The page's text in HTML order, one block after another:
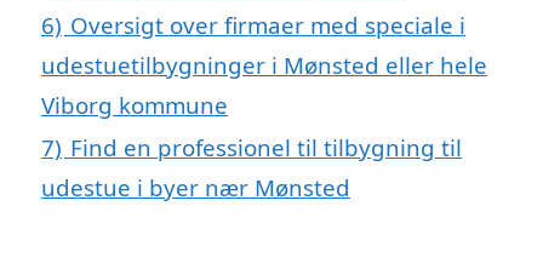
6) Oversigt over firmaer med speciale i
udestuetilbygninger i Mønsted eller hele
Viborg kommune
7) Find en professionel til tilbygning til
udestue i byer nær Mønsted